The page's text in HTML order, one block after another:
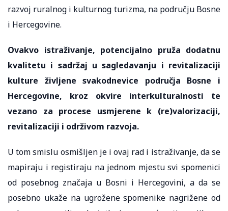
razvoj ruralnog i kulturnog turizma, na području Bosne
i Hercegovine.
Ovakvo istraživanje, potencijalno pruža dodatnu
kvalitetu i sadržaj u sagledavanju i revitalizaciji
kulture življene svakodnevice područja Bosne i
Hercegovine, kroz okvire interkulturalnosti te
vezano za procese usmjerene k (re)valorizaciji,
revitalizaciji i održivom razvoja.
U tom smislu osmišljen je i ovaj rad i istraživanje, da se
mapiraju i registiraju na jednom mjestu svi spomenici
od posebnog značaja u Bosni i Hercegovini, a da se
posebno ukaže na ugrožene spomenike nagrižene od